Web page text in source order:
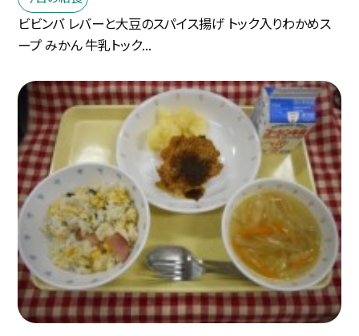
ビビンバ レバーと大豆のスパイス揚げ トック入りわかめス
ープ みかん 牛乳トック...